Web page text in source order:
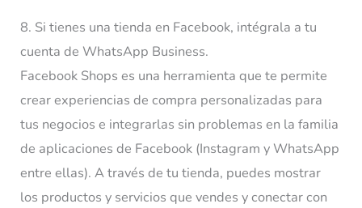
8. Si tienes una tienda en Facebook, intégrala a tu
cuenta de WhatsApp Business.
Facebook Shops es una herramienta que te permite
crear experiencias de compra personalizadas para
tus negocios e integrarlas sin problemas en la familia
de aplicaciones de Facebook (Instagram y WhatsApp
entre ellas). A través de tu tienda, puedes mostrar
los productos y servicios que vendes y conectar con